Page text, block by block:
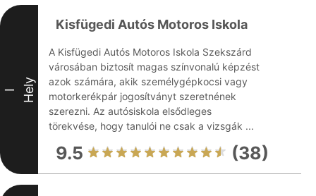
I Hely
Kisfügedi Autós Motoros Iskola
A Kisfügedi Autós Motoros Iskola Szekszárd
városában biztosít magas színvonalú képzést
azok számára, akik személygépkocsi vagy
motorkerékpár jogosítványt szeretnének
szerezni. Az autósiskola elsődleges
törekvése, hogy tanulói ne csak a vizsgák ...
9.5 (38)